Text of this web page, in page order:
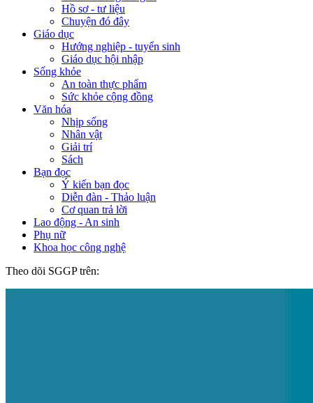
Hồ sơ - tư liệu
Chuyện đó đây
Giáo dục
Hướng nghiệp - tuyển sinh
Giáo dục hội nhập
Sống khỏe
An toàn thực phẩm
Sức khỏe cộng đồng
Văn hóa
Nhịp sống
Nhân vật
Giải trí
Sách
Bạn đọc
Ý kiến bạn đọc
Diễn đàn - Thảo luận
Cơ quan trả lời
Lao động - An sinh
Phụ nữ
Khoa học công nghệ
Theo dõi SGGP trên: